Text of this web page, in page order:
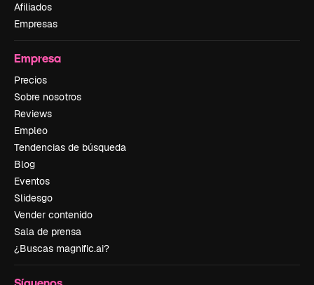
Afiliados
Empresas
Empresa
Precios
Sobre nosotros
Reviews
Empleo
Tendencias de búsqueda
Blog
Eventos
Slidesgo
Vender contenido
Sala de prensa
¿Buscas magnific.ai?